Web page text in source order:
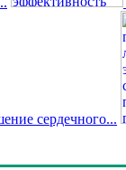
сердечного...